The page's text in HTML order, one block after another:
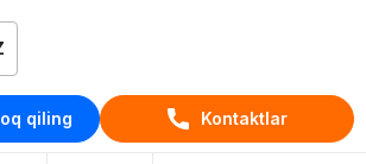
qiling Kontaktlar